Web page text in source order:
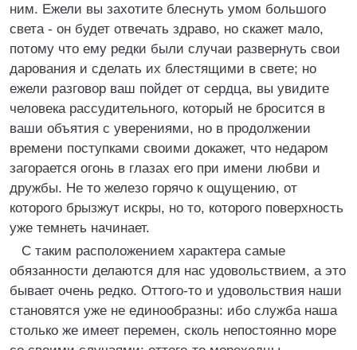
ним. Ежели вы захотите блеснуть умом большого
света - он будет отвечать здраво, но скажет мало,
потому что ему редки были случаи развернуть свои
дарования и сделать их блестящими в свете; но
ежели разговор ваш пойдет от сердца, вы увидите
человека рассудительного, который не бросится в
ваши объятия с уверениями, но в продолжении
времени поступками своими докажет, что недаром
загорается огонь в глазах его при имени любви и
дружбы. Не то железо горячо к ощущению, от
которого брызжут искры, но то, которого поверхность
уже темнеть начинает.
С таким расположением характера самые
обязанности делаются для нас удовольствием, а это
бывает очень редко. Оттого-то и удовольствия наши
становятся уже не единообразны: ибо служба наша
столько же имеет перемен, сколь непостоянно море